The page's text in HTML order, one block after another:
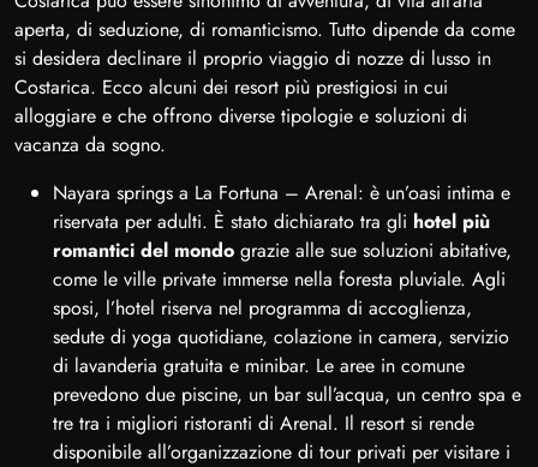
aperta, di seduzione, di romanticismo. Tutto dipende da come
si desidera declinare il proprio viaggio di nozze di lusso in
Costarica. Ecco alcuni dei resort più prestigiosi in cui
alloggiare e che offrono diverse tipologie e soluzioni di
vacanza da sogno.
Nayara springs a La Fortuna – Arenal: è un’oasi intima e
riservata per adulti. È stato dichiarato tra gli hotel più
romantici del mondo grazie alle sue soluzioni abitative,
come le ville private immerse nella foresta pluviale. Agli
sposi, l’hotel riserva nel programma di accoglienza,
sedute di yoga quotidiane, colazione in camera, servizio
di lavanderia gratuita e minibar. Le aree in comune
prevedono due piscine, un bar sull’acqua, un centro spa e
tre tra i migliori ristoranti di Arenal. Il resort si rende
disponibile all’organizzazione di tour privati per visitare i